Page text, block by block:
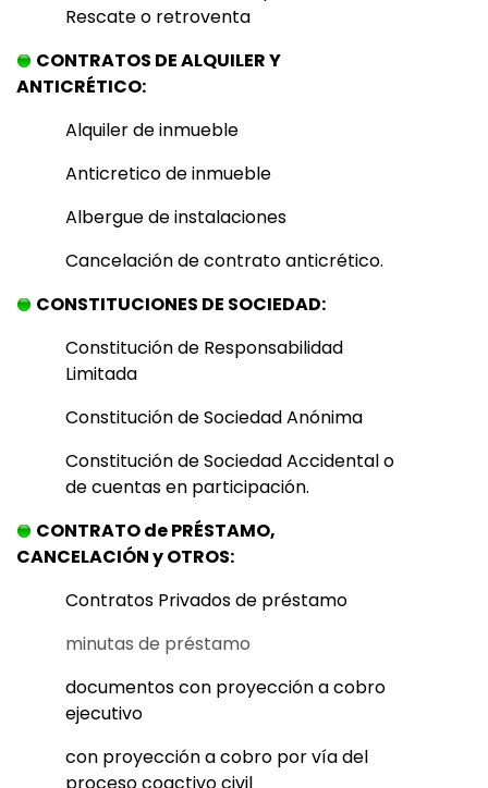
Rescate o retroventa
CONTRATOS DE ALQUILER Y
ANTICRÉTICO:
Alquiler de inmueble
Anticretico de inmueble
Albergue de instalaciones
Cancelación de contrato anticrético.
CONSTITUCIONES DE SOCIEDAD:
Constitución de Responsabilidad
Limitada
Constitución de Sociedad Anónima
Constitución de Sociedad Accidental o
de cuentas en participación.
CONTRATO de PRÉSTAMO,
CANCELACIÓN y OTROS:
Contratos Privados de préstamo
minutas de préstamo
documentos con proyección a cobro
ejecutivo
con proyección a cobro por vía del
proceso coactivo civil